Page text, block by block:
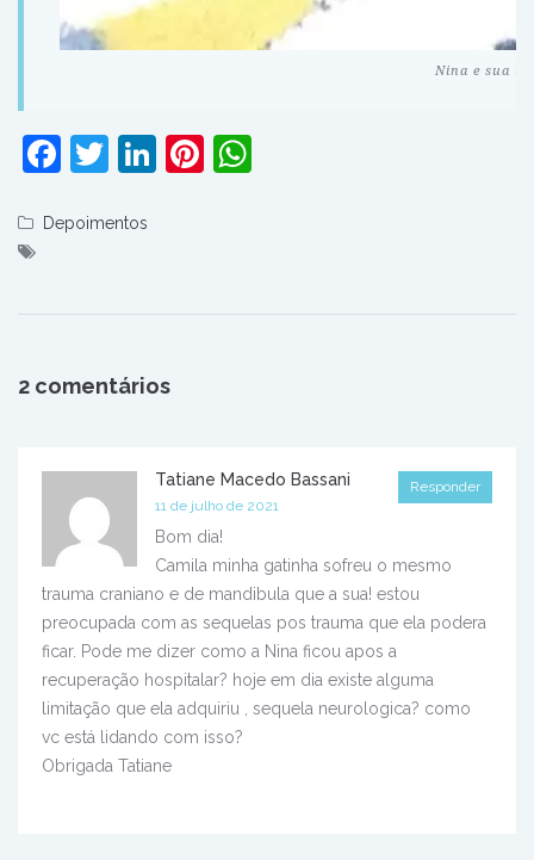
Nina e sua
Facebook
Twitter
LinkedIn
Pinterest
Depoimentos
2 comentários
Responder
Tatiane Macedo Bassani
11 de julho de 2021
Bom dia!
Camila minha gatinha sofreu o mesmo
trauma craniano e de mandibula que a sua! estou
preocupada com as sequelas pos trauma que ela podera
ficar. Pode me dizer como a Nina ficou apos a
recuperação hospitalar? hoje em dia existe alguma
limitação que ela adquiriu , sequela neurologica? como
vc está lidando com isso?
Obrigada Tatiane